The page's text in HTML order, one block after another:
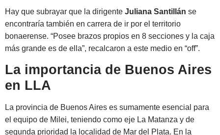
Hay que subrayar que la dirigente Juliana Santillán se
encontraría también en carrera de ir por el territorio
bonaerense. “Posee brazos propios en 8 secciones y la caja
más grande es de ella”, recalcaron a este medio en “off”.
La importancia de Buenos Aires
en LLA
La provincia de Buenos Aires es sumamente esencial para
el equipo de Milei, teniendo como eje La Matanza y de
segunda prioridad la localidad de Mar del Plata. En la